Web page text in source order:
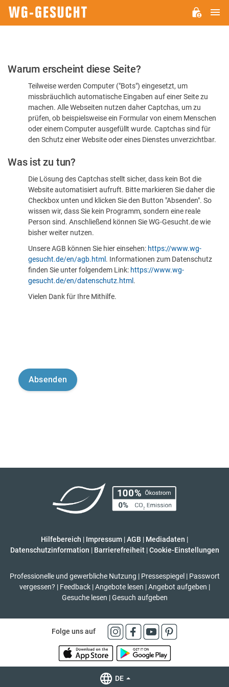
Bitte
dass
sind
Warum erscheint diese Seite?
Teilweise werden Computer ("Bots") eingesetzt, um
missbräuchlich automatische Eingaben auf einer Seite zu
machen. Alle Webseiten nutzen daher Captchas, um zu
prüfen, ob beispielsweise ein Formular von einem Menschen
oder einem Computer ausgefüllt wurde. Captchas sind für
den Schutz einer Website oder eines Dienstes unverzichtbar.
Was ist zu tun?
Die Lösung des Captchas stellt sicher, dass kein Bot die
Website automatisiert aufruft. Bitte markieren Sie daher die
Checkbox unten und klicken Sie den Button "Absenden". So
wissen wir, dass Sie kein Programm, sondern eine reale
Person sind. Anschließend können Sie WG-Gesucht.de wie
bisher weiter nutzen.
Unsere AGB können Sie hier einsehen: https://www.wg-
gesucht.de/en/agb.html . Informationen zum Datenschutz
finden Sie unter folgendem Link: https://www.wg-
gesucht.de/en/datenschutz.html .
Vielen Dank für Ihre Mithilfe.
Hilfebereich | Impressum |AGB | Mediadaten |
Datenschutzinformation | Barrierefreiheit | Cookie-Einstellungen
Professionelle und gewerbliche Nutzung | Pressespiegel | Passwort
vergessen? | Feedback | Angebote lesen | Angebot aufgeben |
Gesuche lesen | Gesuch aufgeben
Folge uns auf
DE